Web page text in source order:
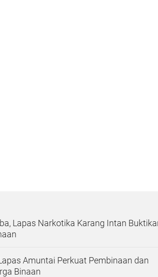
Lapas Narkotika Karang Intan
Amuntai Perkuat Pembinaan dan
Binaan